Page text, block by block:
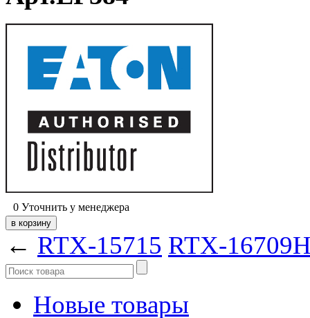
0 Уточнить у менеджера
← RTX-15715 RTX-
Новые товары